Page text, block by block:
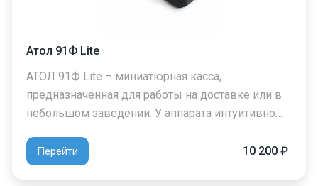
Атол 91Ф Lite
АТОЛ 91Ф Lite – миниатюрная касса,
предназначенная для работы на доставке или в
небольшом заведении. У аппарата интуитивно…
Перейти 10 200 ₽